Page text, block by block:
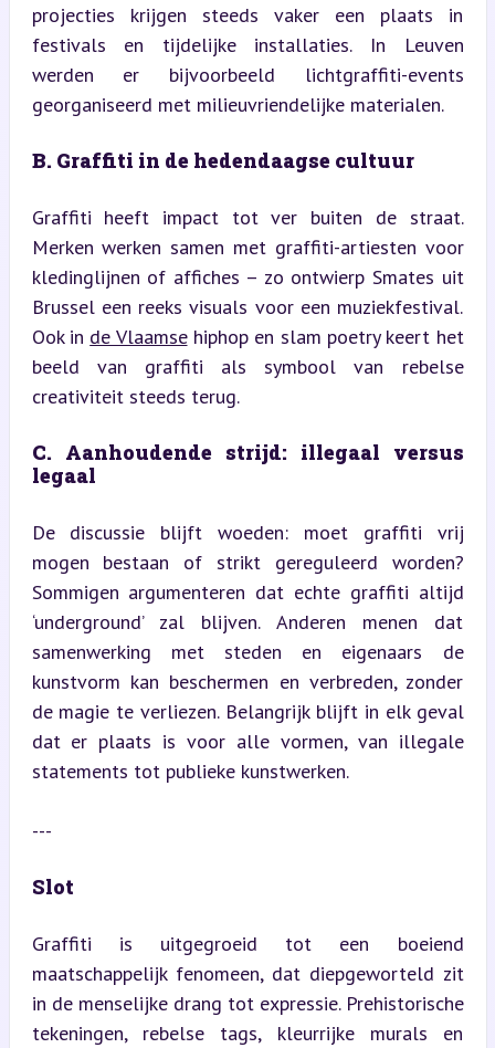
projecties krijgen steeds vaker een plaats in
festivals en tijdelijke installaties. In Leuven
werden er bijvoorbeeld lichtgraffiti-events
georganiseerd met milieuvriendelijke materialen.
B. Graffiti in de hedendaagse cultuur
Graffiti heeft impact tot ver buiten de straat.
Merken werken samen met graffiti-artiesten voor
kledinglijnen of affiches – zo ontwierp Smates uit
Brussel een reeks visuals voor een muziekfestival.
Ook in de Vlaamse hiphop en slam poetry keert het
beeld van graffiti als symbool van rebelse
creativiteit steeds terug.
C. Aanhoudende strijd: illegaal versus
legaal
De discussie blijft woeden: moet graffiti vrij
mogen bestaan of strikt gereguleerd worden?
Sommigen argumenteren dat echte graffiti altijd
‘underground’ zal blijven. Anderen menen dat
samenwerking met steden en eigenaars de
kunstvorm kan beschermen en verbreden, zonder
de magie te verliezen. Belangrijk blijft in elk geval
dat er plaats is voor alle vormen, van illegale
statements tot publieke kunstwerken.
---
Slot
Graffiti is uitgegroeid tot een boeiend
maatschappelijk fenomeen, dat diepgeworteld zit
in de menselijke drang tot expressie. Prehistorische
tekeningen, rebelse tags, kleurrijke murals en